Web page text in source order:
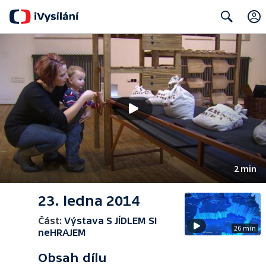
Search
2 min
23. ledna 2014
Část: Výstava S JÍDLEM SI
neHRAJEM
Obsah dílu
26 min